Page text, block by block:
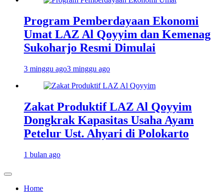
Program Pemberdayaan Ekonomi
Umat LAZ Al Qoyyim dan Kemenag
Sukoharjo Resmi Dimulai
3 minggu ago3 minggu ago
Zakat Produktif LAZ Al Qoyyim
Dongkrak Kapasitas Usaha Ayam
Petelur Ust. Ahyari di Polokarto
1 bulan ago
Home